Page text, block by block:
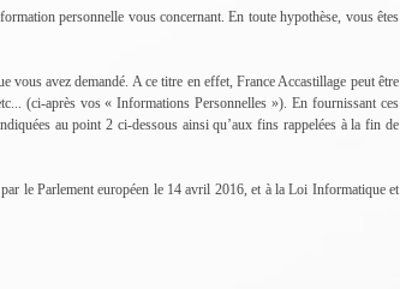
personnelle vous concernant. En toute hypothèse, vous êtes
avez demandé. A ce titre en effet, France Accastillage peut être
(ci-après vos « Informations Personnelles »). En fournissant ces
au point 2 ci-dessous ainsi qu’aux fins rappelées à la fin de
le Parlement européen le 14 avril 2016, et à la Loi Informatique et